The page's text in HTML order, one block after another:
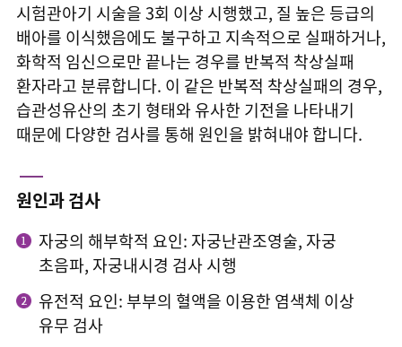
배란검사 및 치료
인공수정
시험관아기 시술
습관성유산
반복착상실패
다낭성 난소증후군
시험관아기 시술을 3회 이상 시행했고, 질 높은 등급의
배아를 이식했음에도 불구하고 지속적으로 실패하거나,
화학적 임신으로만 끝나는 경우를 반복적 착상실패
환자라고 분류합니다. 이 같은 반복적 착상실패의 경우,
습관성유산의 초기 형태와 유사한 기전을 나타내기
때문에 다양한 검사를 통해 원인을 밝혀내야 합니다.
원인과 검사
자궁의 해부학적 요인: 자궁난관조영술, 자궁
초음파, 자궁내시경 검사 시행
유전적 요인: 부부의 혈액을 이용한 염색체 이상
유무 검사